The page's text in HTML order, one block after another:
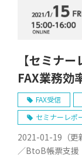
【セミナ
FAX業務効
FAX受信
セミナーレポ
2021-01-19 （更
／BtoB帳票支援